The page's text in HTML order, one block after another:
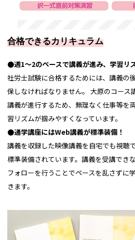
合格できるカリキュラム
●週1～2のペースで講義が進み、学習リ
社労士試験に合格するためには、講義の
保しなければなりません。 大原のコース
講義が進行するため、無理なく仕事等を
習リズムが掴みやすくなっています。
●通学講座にはWeb講義が標準装備！
講義を収録した映像講義を自宅でも視聴
標準装備されています。講義を受講でき
フォローを行うことでペースを乱さずに
きます。